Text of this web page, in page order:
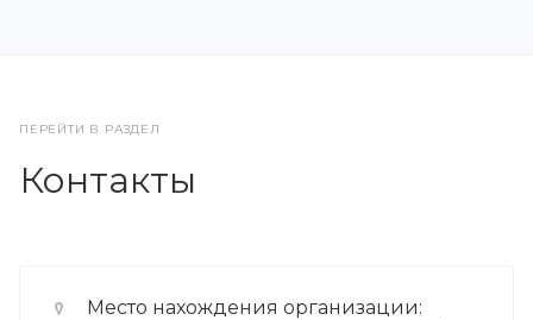
ПЕРЕЙТИ В РАЗДЕЛ
Контакты
Место нахождения организации: